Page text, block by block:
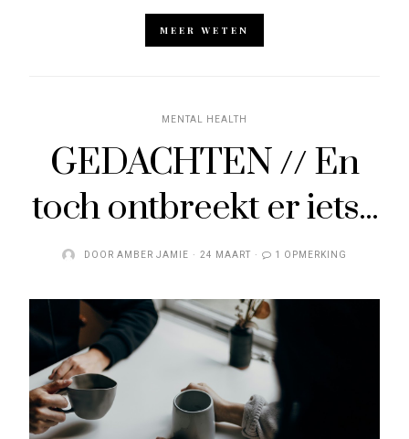
MEER WETEN
MENTAL HEALTH
GEDACHTEN // En
toch ontbreekt er iets...
DOOR AMBER JAMIE 24 MAART 1 OPMERKING